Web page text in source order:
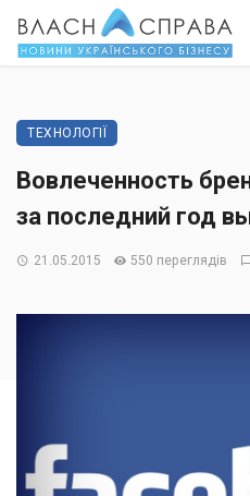
ТЕХНОЛОГІЇ
Вовлеченность
за последний год
21.05.2015 550 переглядів